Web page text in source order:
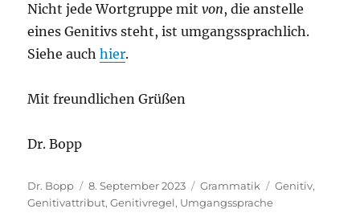
Nicht jede Wortgruppe mitvon, die anstelle
eines Genitivs steht, ist umgangssprachlich.
Siehe auchhier.
Mit freundlichen Grüßen
Dr. Bopp
Autor
Dr. Bopp
Veröffentlicht
am
8. September 2023 Kategorien
Grammatik Schlagwörter
Genitiv,
Genitivattribut,Genitivregel, Umgangssprache